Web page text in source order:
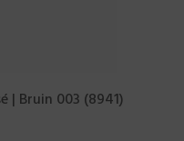
| Bruin 003 (8941)